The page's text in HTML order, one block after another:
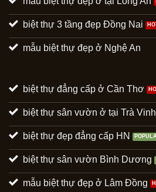
biệt thự 3 tầng đẹp Đồng Nai
mẫu biệt thự đẹp ở Nghệ An
biệt thự đẳng cấp ở Cần Thơ
biệt thự sân vườn ở tại Trà Vinh
biệt thự đẹp đẳng cấp HN
biệt thự sân vườn Bình Dương
mẫu biệt thự đẹp ở Lâm Đồng